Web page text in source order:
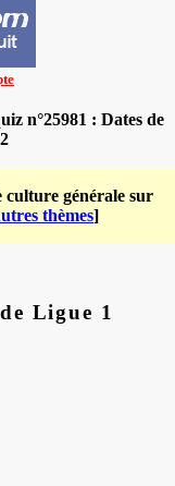
n°25981 : Dates de
culture générale sur
thèmes]
Ligue 1